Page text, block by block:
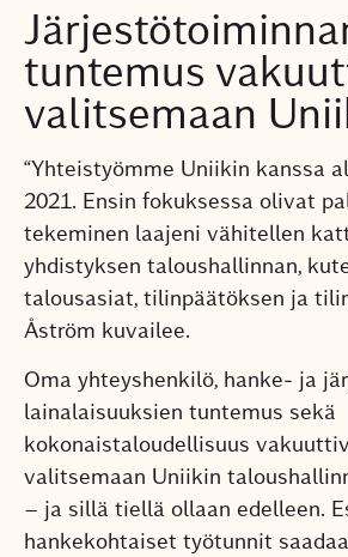
tuntemus
valitsemaan
“Yhteistyömme Uniikin kanssa
2021. Ensin fokuksessa olivat
tekeminen laajeni vähitellen
yhdistyksen taloushallinnan,
talousasiat, tilinpäätöksen ja
Åström kuvailee.
Oma yhteyshenkilö, hanke- ja
lainalaisuuksien tuntemus sekä
kokonaistaloudellisuus
valitsemaan Uniikin
– ja sillä tiellä ollaan edelleen.
hankekohtaiset työtunnit